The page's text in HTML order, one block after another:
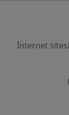
İnternet